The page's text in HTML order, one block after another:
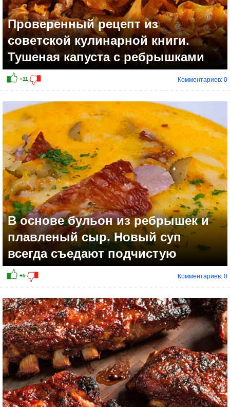
+2
Проверенный рецепт из
советской кулинарной книги.
Тушеная капуста с ребрышками
Комментариев: 0
В основе бульон из ребрышек и
плавленый сыр. Новый суп
всегда съедают подчистую
Комментариев: 0